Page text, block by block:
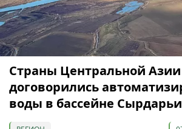
Страны Центральной Азии
договорились
воды в бассейне Сырдарьи